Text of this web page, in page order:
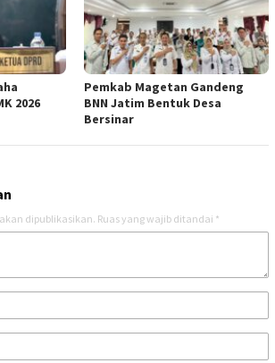
2026
Pemkab Magetan Gandeng
BNN Jatim Bentuk Desa
Bersinar
dipublikasikan. Ruas yang wajib ditandai *